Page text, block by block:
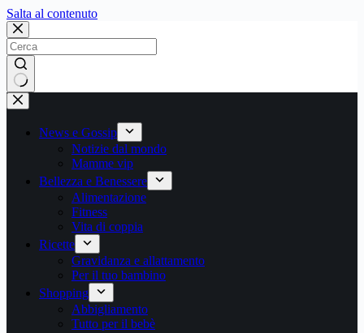
Salta al contenutoSalta
contenuto
Nessun
risultato
News e Gossip
Notizie dal mondo
Mamme vip
Bellezza e Benessere
Alimentazione
Fitness
Vita di coppia
Ricette
Gravidanza e allattamento
Per il tuo bambino
Shopping
Abbigliamento
Tutto per il bebè